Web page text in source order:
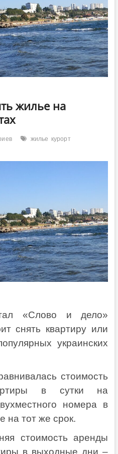
жилье на
жилье курорт
«Слово и дело»
снять квартиру или
украинских
стоимость
в сутки на
номера в
на тот же срок.
стоимость аренды
в выходные дни –